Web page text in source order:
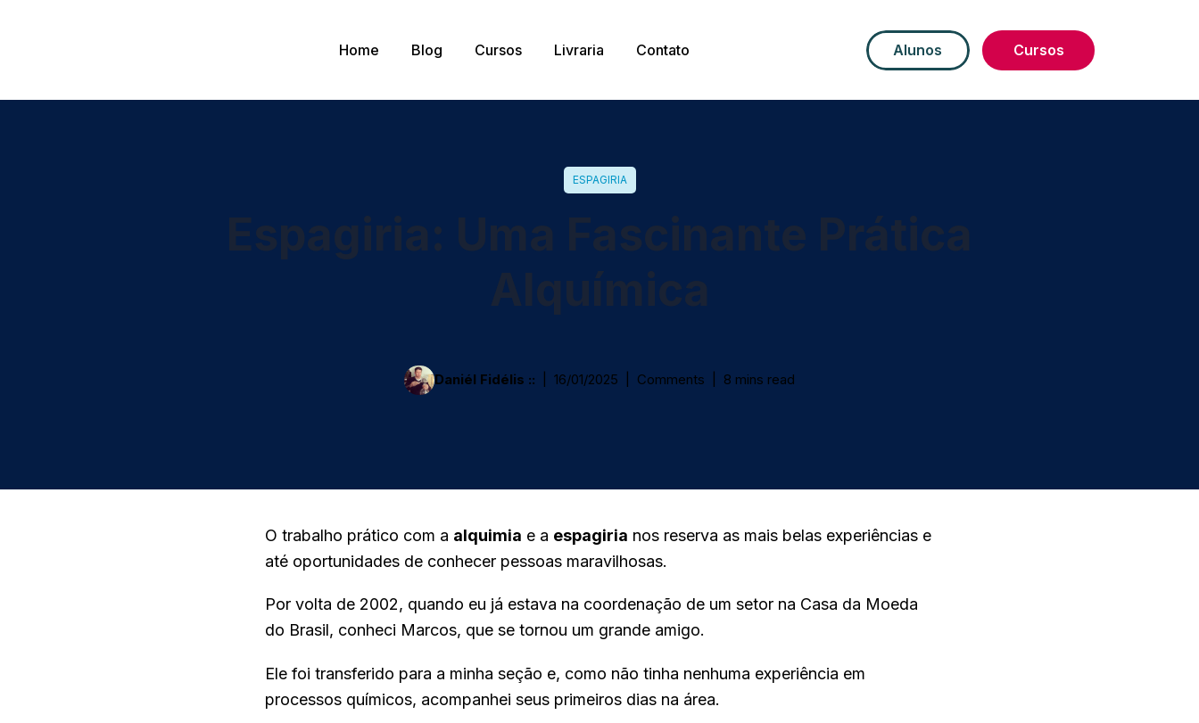
Home Blog Cursos Livraria Contato Alunos Cursos
ESPAGIRIA
Daniél Fidélis :: 16/01/2025 Comments 8 mins read
O trabalho prático com a alquimia e a espagiria nos reserva as mais belas experiências e
até oportunidades de conhecer pessoas maravilhosas.
Por volta de 2002, quando eu já estava na coordenação de um setor na Casa da Moeda
do Brasil, conheci Marcos, que se tornou um grande amigo.
Ele foi transferido para a minha seção e, como não tinha nenhuma experiência em
processos químicos, acompanhei seus primeiros dias na área.